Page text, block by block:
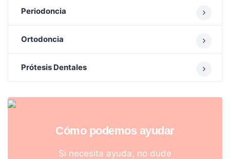
Periodoncia
Ortodoncia
Prótesis Dentales
Cómo podemos ayudar
Si necesita ayuda, no dude